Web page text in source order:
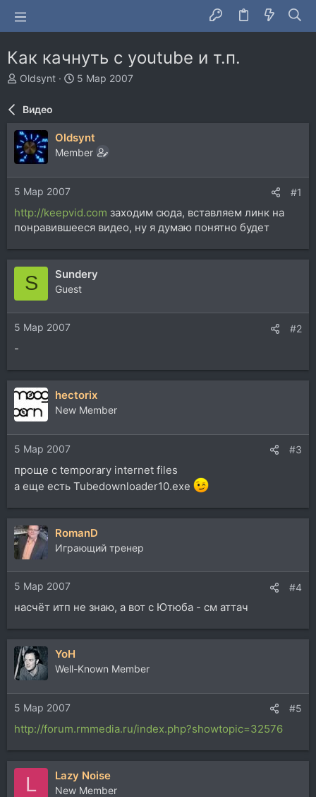
Как качнуть с youtube и т.п.
А
т
р
т
е
Oldsynt
Д
а
ч
5 Мар 2007
Видео
Oldsynt
Member
5 Мар 2007 #1
http://keepvid.com заходим сюда, вставляем линк на
понравившееся видео, ну я думаю понятно будет
S Sundery
Guest
5 Мар 2007 #2
-
hectorix
New Member
5 Мар 2007 #3
проще с temporary internet files
а еще есть Tubedownloader10.exe
RomanD
Играющий тренер
5 Мар 2007 #4
насчёт итп не знаю, а вот с Ютюба - см аттач
YoH
Well-Known Member
5 Мар 2007 #5
http://forum.rmmedia.ru/index.php?showtopic=32576
L Lazy Noise
New Member